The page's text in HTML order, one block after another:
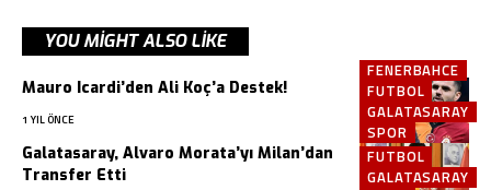
YOU MIGHT ALSO LIKE
FENERBAHCE
FUTBOL
GALATASARAY
SPOR
Mauro Icardi’den Ali Koç’a Destek!
1 YIL ÖNCE
FUTBOL
GALATASARAY
Galatasaray, Alvaro Morata’yı Milan’dan
Transfer Etti